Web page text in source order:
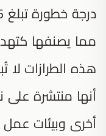
مما يصنفها
هذه الطرازات لا
أنها منتشرة
أخرى وبيئات